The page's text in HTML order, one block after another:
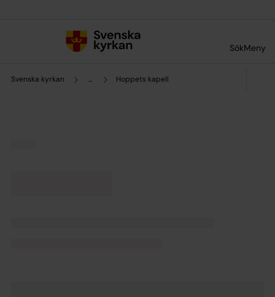
SökMeny
Svenska kyrkan ... Hoppets kapell